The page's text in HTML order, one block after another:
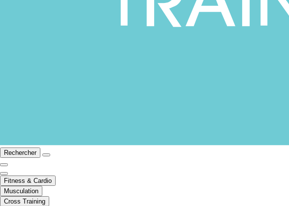
Rechercher
Fitness & Cardio
Musculation
Cross Training